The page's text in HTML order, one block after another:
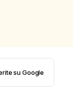
su Google